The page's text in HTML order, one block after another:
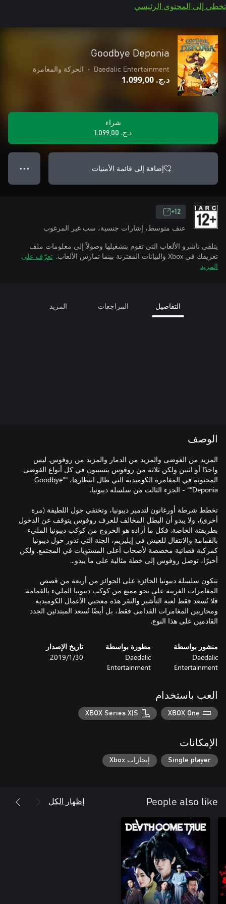
تخطي إلى المحتوى الرئيسي
Goodbye Deponia
Daedalic Entertainment
• الحركة والمغامرة
د.ج.‏ 1.099,00
شراء
د.ج.‏ 1.099,00
إضافة إلى قائمة الأمنيات ● ● ●
12+
عنف متوسط، إشارات جنسية، سب غير المرغوب
يتلقى ناشرو الألعاب التي تقوم بتشغيلها وصولاً إلى معلومات ملف
تعريفك في Xbox والبيانات المقترنة بينما تمارس الألعاب.
تعرّف على
المزيد
التفاصيل المراجعات المزيد
الوصف
المزيد من الفوضى والمزيد من الدمار والمزيد من روفوس. ليس
واحدًا أو اثنين ولكن ثلاثة من روفوس يتسببون في كل أنواع الفوضى
المجنونة في المغامرة الكوميدية التي طال انتظارها، ""Goodbye
تخطط شرطة أورغانون لتدمير ديبونيا، وتختفي جول اللطيفة (مرة
أخرى)، ولا يبدو أن البطل المخالف للعرف روفوس يتوقف عن الدخول
بطريقته الخاصة. فكل ما أراده هو الخروج من كوكب ديبونيا المليء
بالقمامة والانتقال للعيش في إيليزيم، الجنة التي تدور حول ديبونيا
كمركبة فضائية مخصصة لأصحاب أعلى المستويات في المجتمع. ولكن
تتكون سلسلة ديبونيا الحائزة على الجوائز من أربعة من قصص
المغامرات الغريبة على نحو ممتع من كوكب ديبونيا المليء بالقمامة.
فلا تُسعد فقط لعبة التأشير والنقر هذه معجبي الأعمال الكوميدية
ومحاربين المغامرات القدامى فقط، بل أيضًا تُسعد المبتدئين الجدد
القادمين على هذا النوع.
منشور بواسطة
Daedalic
Entertainment
مطورة بواسطة
Daedalic
Entertainment
تاريخ الإصدار
30‏/1‏/2019
العب باستخدام
XBOX One
XBOX Series X|S
الإمكانات
Single player إنجازات Xbox
People also like إظهار الكل